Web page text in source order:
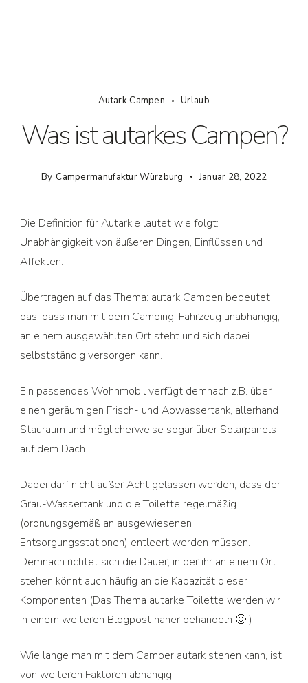
Autark Campen Urlaub
Was ist autarkes Campen?
By Campermanufaktur Würzburg Januar 28, 2022
Die Definition für Autarkie lautet wie folgt:
Unabhängigkeit von äußeren Dingen, Einflüssen und
Affekten.
Übertragen auf das Thema: autark Campen bedeutet
das, dass man mit dem Camping-Fahrzeug unabhängig,
an einem ausgewählten Ort steht und sich dabei
selbstständig versorgen kann.
Ein passendes Wohnmobil verfügt demnach z.B. über
einen geräumigen Frisch- und Abwassertank, allerhand
Stauraum und möglicherweise sogar über Solarpanels
auf dem Dach.
Dabei darf nicht außer Acht gelassen werden, dass der
Grau-Wassertank und die Toilette regelmäßig
(ordnungsgemäß an ausgewiesenen
Entsorgungsstationen) entleert werden müssen.
Demnach richtet sich die Dauer, in der ihr an einem Ort
stehen könnt auch häufig an die Kapazität dieser
Komponenten (Das Thema autarke Toilette werden wir
in einem weiteren Blogpost näher behandeln 🙂 )
Wie lange man mit dem Camper autark stehen kann, ist
von weiteren Faktoren abhängig: